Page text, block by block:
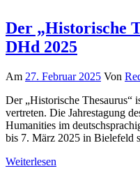
Der „Historische
DHd 2025
Am 27. Februar 2025 Von
Der „Historische Thesaurus“
vertreten. Die Jahrestagung
Humanities im
bis 7. März 2025 in Bielefeld
Weiterlesen